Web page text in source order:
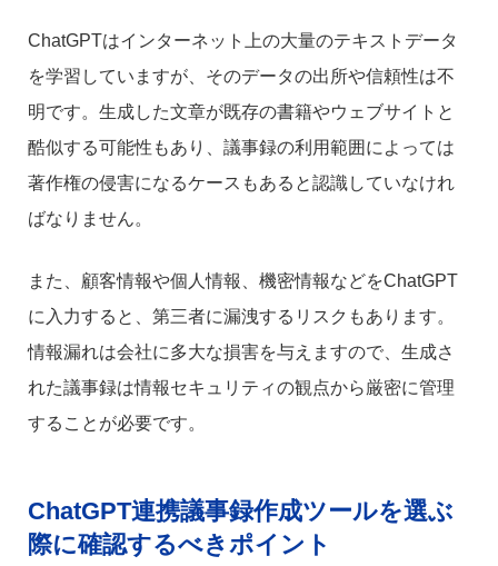
ChatGPTはインターネット上の大量のテキストデータ
を学習していますが、そのデータの出所や信頼性は不
明です。生成した文章が既存の書籍やウェブサイトと
酷似する可能性もあり、議事録の利用範囲によっては
著作権の侵害になるケースもあると認識していなけれ
ばなりません。
また、顧客情報や個人情報、機密情報などをChatGPT
に入力すると、第三者に漏洩するリスクもあります。
情報漏れは会社に多大な損害を与えますので、生成さ
れた議事録は情報セキュリティの観点から厳密に管理
することが必要です。
ChatGPT連携議事録作成ツールを選ぶ
際に確認するべきポイント